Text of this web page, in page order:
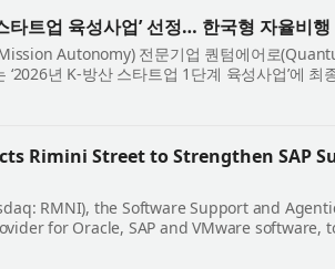
타트업 육성사업’ 선정… 한국형 자율비
Autonomy) 전문기업 퀀텀에어로
‘2026년 K-방산 스타트업 1단계 육성사업’에
성사업은 미래...
Rimini Street to Strengthen SAP
RMNI), the Software Support and
for Oracle, SAP and VMware software,
stop solution provider fo...